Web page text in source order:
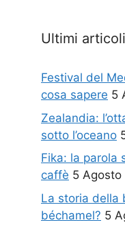
Ultimi articoli
Festival del
cosa sapere 5
Zealandia:
sotto l’oceano
Fika: la parola
caffè 5 Agosto
La storia della
béchamel? 5